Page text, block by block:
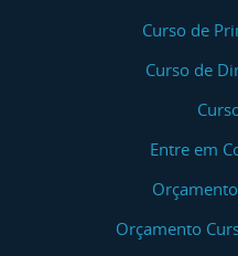
Curso de
Curso de
Entre em
Orçamento